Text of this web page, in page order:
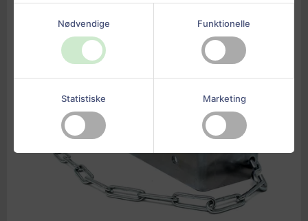
Nødvendige Funktionelle
Statistiske Marketing